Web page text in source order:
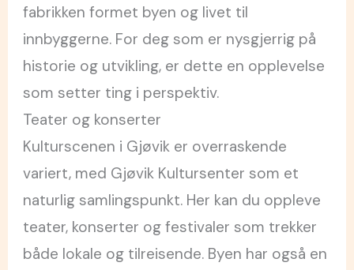
fabrikken formet byen og livet til
innbyggerne. For deg som er nysgjerrig på
historie og utvikling, er dette en opplevelse
som setter ting i perspektiv.
Teater og konserter
Kulturscenen i Gjøvik er overraskende
variert, med Gjøvik Kultursenter som et
naturlig samlingspunkt. Her kan du oppleve
teater, konserter og festivaler som trekker
både lokale og tilreisende. Byen har også en